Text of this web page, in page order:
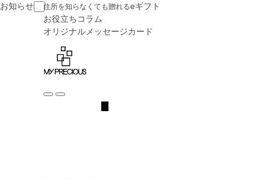
住所を知らなくても贈れるeギフト
お役立ちコラム
オリジナル メッセージカード
お知らせ